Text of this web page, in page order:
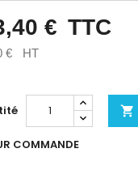
€ TTC
€ HT

COMMANDE